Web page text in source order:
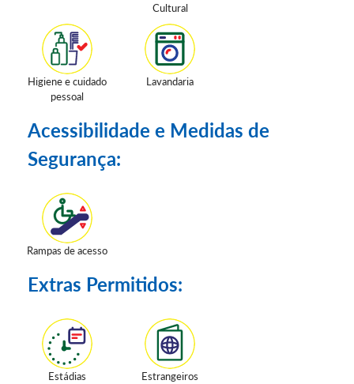
Cultural
Higiene e cuidado
pessoal
Lavandaria
Acessibilidade e Medidas de
Segurança:
Rampas de acesso
Extras Permitidos:
Estádias
Estrangeiros